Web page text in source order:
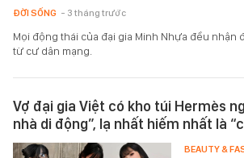
ĐỜI SỐNG - 3 tháng trước
Mọi động thái của đại gia Minh Nhựa đều nhận
từ cư dân mạng.
Vợ đại gia Việt có kho túi Hermès
nhà di động”, lạ nhất hiếm nhất là
BEAUTY &